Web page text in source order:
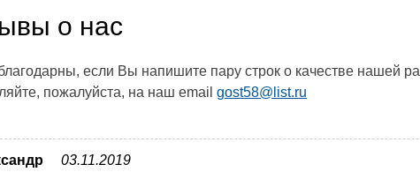
о нас
если Вы напишите пару строк о качестве нашей
пожалуйста, на наш email gost58@list.ru
03.11.2019